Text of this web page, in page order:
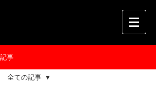
記事
全ての記事